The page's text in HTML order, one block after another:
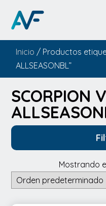
Inicio / Productos
ALLSEASONBL”
SCORPION
Mostrando